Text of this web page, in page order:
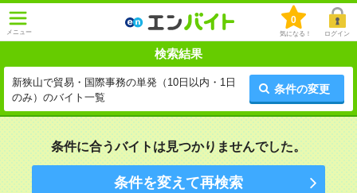
メニュー
0
気になる！ ログイン
検索結果
新狭山で貿易・国際事務の単発（10日以内・1日
のみ）のバイト一覧
条件の変更
条件に合うバイトは見つかりませんでした。
条件を変えて再検索